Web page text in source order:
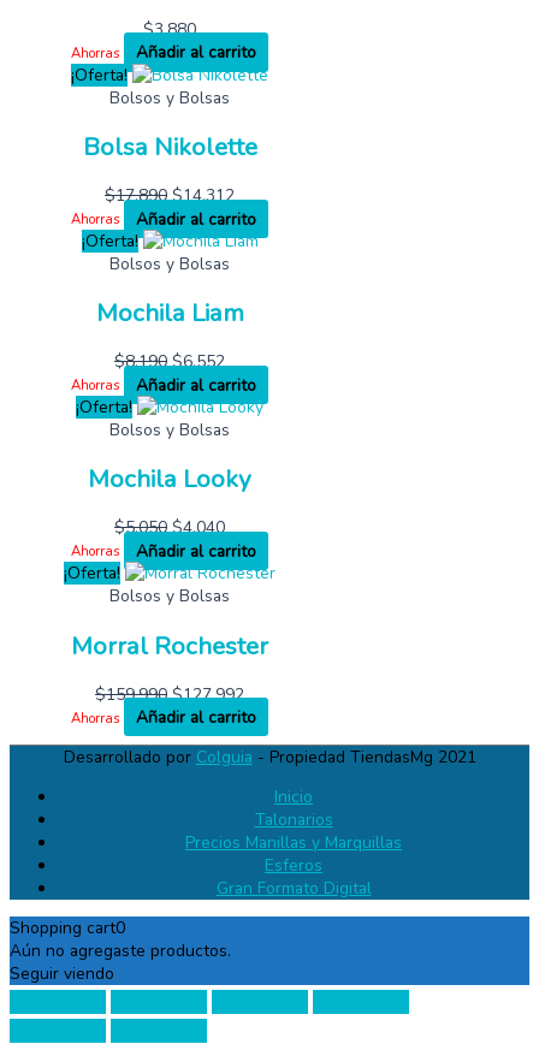
$3,880
Ahorras
Añadir al carrito
¡Oferta!
Bolsos y Bolsas
Bolsa Nikolette
$17,890 $14,312
Ahorras
Añadir al carrito
¡Oferta!
Bolsos y Bolsas
Mochila Liam
$8,190 $6,552
Ahorras
Añadir al carrito
¡Oferta!
Bolsos y Bolsas
Mochila Looky
$5,050 $4,040
Ahorras
Añadir al carrito
¡Oferta!
Bolsos y Bolsas
Morral Rochester
$159,990 $127,992
Ahorras
Añadir al carrito
Desarrollado por Colguia - Propiedad TiendasMg 2021
Inicio
Talonarios
Precios Manillas y Marquillas
Esferos
Gran Formato Digital
Shopping cart0
Aún no agregaste productos.
Seguir viendo